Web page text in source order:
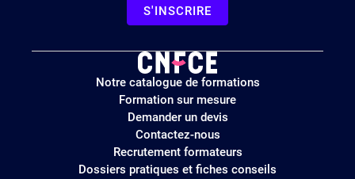
S'INSCRIRE
Logo
site
Notre catalogue de formations
Formation sur mesure
Demander un devis
Contactez-nous
Recrutement formateurs
Dossiers pratiques et fiches conseils